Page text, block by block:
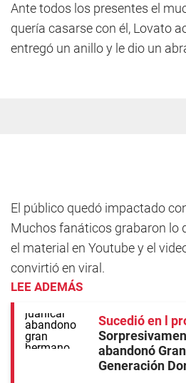
Ante todos los presentes el
quería casarse con él, Lovato
entregó un anillo y le dio un
El público quedó impactado
Muchos fanáticos grabaron lo
el material en Youtube y el
convirtió en viral.
LEE ADEMÁS
Sucedió en l
abandonó
Generación